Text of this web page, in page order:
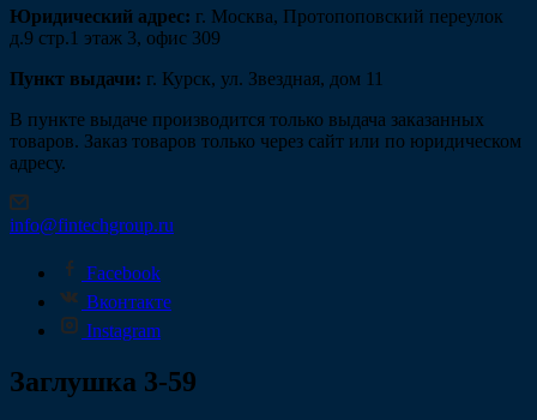
Юридический адрес: г. Москва, Протопоповский переулок
д.9 стр.1 этаж 3, офис 309
Пункт выдачи: г. Курск, ул. Звездная, дом 11
В пункте выдаче производится только выдача заказанных
товаров. Заказ товаров только через сайт или по юридическом
адресу.
info@fintechgroup.ru
Facebook
Вконтакте
Instagram
Заглушка 3-59